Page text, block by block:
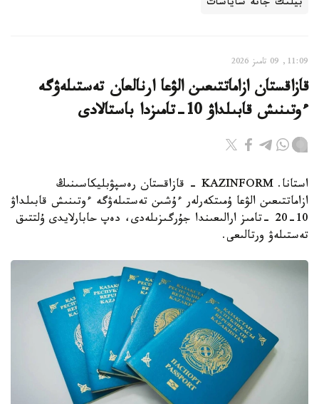
بيلىك جانە ساياسات
11:09, 09 تامىز 2026
قازاقستان ازاماتتىعىن الۋعا ارنالعان تەستىلەۋگە
ءوتىنىش قابىلداۋ 10-تامىزدا باستالادى
استانا. KAZINFORM - قازاقستان رەسپۋبليكاسىنىڭ
ازاماتتىعىن الۋعا ۇمىتكەرلەر ءۇشىن تەستىلەۋگە ءوتىنىش قابىلداۋ
10-20 -تامىز ارالىعىندا جۇرگىزىلەدى، دەپ حابارلايدى ۇلتتىق
تەستىلەۋ ورتالىعى.